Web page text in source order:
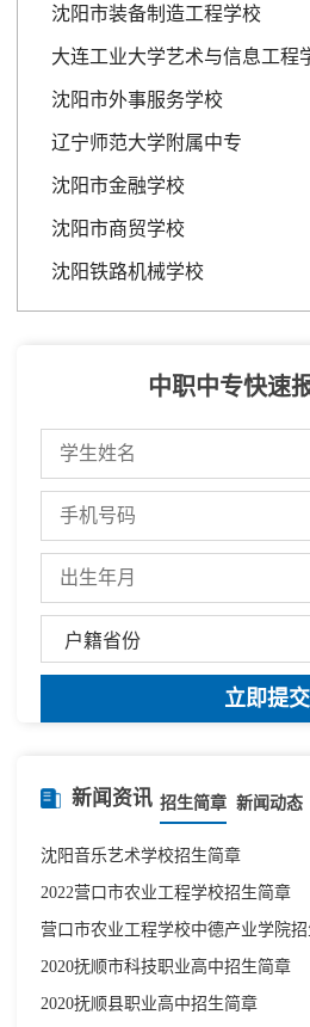
沈阳市装备制造工程学校
大连工业大学艺术与信息工程
沈阳市外事服务学校
辽宁师范大学附属中专
沈阳市金融学校
沈阳市商贸学校
沈阳铁路机械学校
中职中专快速
新闻资讯 招生简章 新闻动态
沈阳音乐艺术学校招生简章
2022营口市农业工程学校招生简章
营口市农业工程学校中德产业学院
2020抚顺市科技职业高中招生简章
2020抚顺县职业高中招生简章